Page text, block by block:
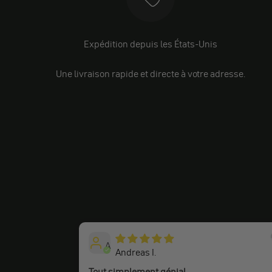
Expédition depuis les États-Unis
Une livraison rapide et directe à votre adresse.
A Andreas I.